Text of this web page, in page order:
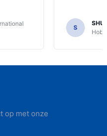
S
op met onze